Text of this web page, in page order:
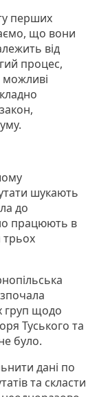
перших
що вони
від
процес,
можливі
шукають
до
працюють в
трьох
груп щодо
Туського та
було.
дані по
та скласти